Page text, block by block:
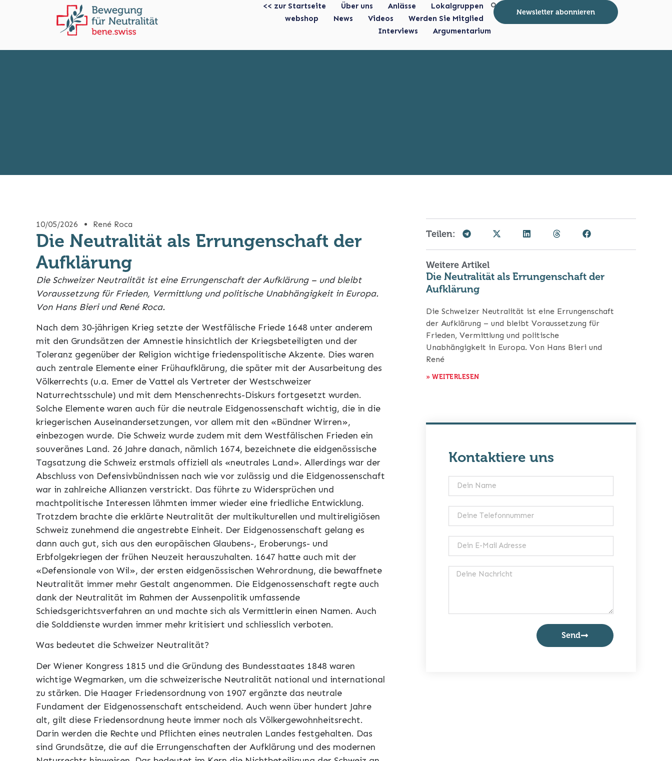
<< zur Startseite Über uns Anlässe
Lokalgruppen
webshop
News Videos
Werden Sie Mitglied
Interviews
Argumentarium
Newsletter abonnieren
10/05/2026 René Roca
Die Neutralität als Errungenschaft der
Aufklärung
Die Schweizer Neutralität ist eine Errungenschaft der Aufklärung – und bleibt
Voraussetzung für Frieden, Vermittlung und politische Unabhängigkeit in Europa.
Von Hans Bieri und René Roca.
Nach dem 30-jährigen Krieg setzte der Westfälische Friede 1648 unter anderem
mit den Grundsätzen der Amnestie hinsichtlich der Kriegsbeteiligten und der
Toleranz gegenüber der Religion wichtige friedenspolitische Akzente. Dies waren
auch zentrale Elemente einer Frühaufklärung, die später mit der Ausarbeitung des
Völkerrechts (u.a. Emer de Vattel als Vertreter der Westschweizer
Naturrechtsschule) und mit dem Menschenrechts-Diskurs fortgesetzt wurden.
Solche Elemente waren auch für die neutrale Eidgenossenschaft wichtig, die in die
kriegerischen Auseinandersetzungen, vor allem mit den «Bündner Wirren»,
einbezogen wurde. Die Schweiz wurde zudem mit dem Westfälischen Frieden ein
souveränes Land. 26 Jahre danach, nämlich 1674, bezeichnete die eidgenössische
Tagsatzung die Schweiz erstmals offiziell als «neutrales Land». Allerdings war der
Abschluss von Defensivbündnissen nach wie vor zulässig und die Eidgenossenschaft
war in zahlreiche Allianzen verstrickt. Das führte zu Widersprüchen und
machtpolitische Interessen lähmten immer wieder eine friedliche Entwicklung.
Trotzdem brachte die erklärte Neutralität der multikulturellen und multireligiösen
Schweiz zunehmend die angestrebte Einheit. Der Eidgenossenschaft gelang es
dann auch gut, sich aus den europäischen Glaubens-, Eroberungs- und
Erbfolgekriegen der frühen Neuzeit herauszuhalten. 1647 hatte auch mit der
«Defensionale von Wil», der ersten eidgenössischen Wehrordnung, die bewaffnete
Neutralität immer mehr Gestalt angenommen. Die Eidgenossenschaft regte auch
dank der Neutralität im Rahmen der Aussenpolitik umfassende
Schiedsgerichtsverfahren an und machte sich als Vermittlerin einen Namen. Auch
die Solddienste wurden immer mehr kritisiert und schliesslich verboten.
Was bedeutet die Schweizer Neutralität?
Der Wiener Kongress 1815 und die Gründung des Bundesstaates 1848 waren
wichtige Wegmarken, um die schweizerische Neutralität national und international
zu stärken. Die Haager Friedensordnung von 1907 ergänzte das neutrale
Fundament der Eidgenossenschaft entscheidend. Auch wenn über hundert Jahre
alt, gilt diese Friedensordnung heute immer noch als Völkergewohnheitsrecht.
Darin werden die Rechte und Pflichten eines neutralen Landes festgehalten. Das
sind Grundsätze, die auf die Errungenschaften der Aufklärung und des modernen
Teilen:
Weitere Artikel
Die Neutralität als Errungenschaft der
Aufklärung
Die Schweizer Neutralität ist eine Errungenschaft
der Aufklärung – und bleibt Voraussetzung für
Frieden, Vermittlung und politische
Unabhängigkeit in Europa. Von Hans Bieri und
René
» WEITERLESEN
Kontaktiere uns
Send